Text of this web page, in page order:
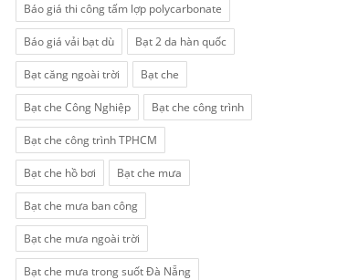
Báo giá thi công tấm lợp polycarbonate
Báo giá vải bạt dù Bạt 2 da hàn quốc
Bạt căng ngoài trời Bạt che
Bạt che Công Nghiệp Bạt che công trình
Bạt che công trình TPHCM
Bạt che hồ bơi Bạt che mưa
Bạt che mưa ban công
Bạt che mưa ngoài trời
Bạt che mưa trong suốt Đà Nẵng